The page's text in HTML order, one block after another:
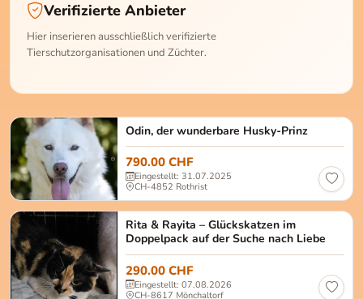
Verifizierte Anbieter
Hier inserieren ausschließlich verifizierte
Tierschutzorganisationen und Züchter.
Odin, der wunderbare Husky-Prinz
Der wunderbare Siberian Husky Rüde wurde am
790.00 CHF
Eingestellt: 31.07.2025
CH-4852 Rothrist
Rita & Rayita – Glückskatzen im
Doppelpack auf der Suche nach Liebe
Rita & Rayita Rita: Weiblich, kastriert Rayita:
290.00 CHF
Eingestellt: 07.08.2026
CH-8617 Mönchaltorf